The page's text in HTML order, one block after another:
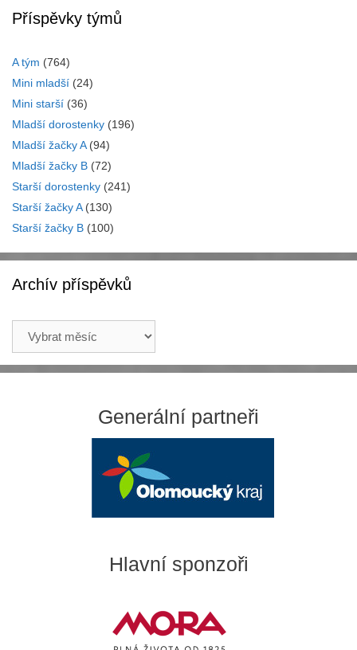
Příspěvky týmů
A tým (764)
Mini mladší (24)
Mini starší (36)
Mladší dorostenky (196)
Mladší žačky A(94)
Mladší žačky B (72)
Starší dorostenky (241)
Starší žačky A(130)
Starší žačky B (100)
Archív příspěvků
příspěvků
Generální partneři
Hlavní sponzoři